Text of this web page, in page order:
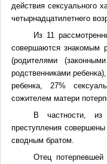
действия сексуального
четырнадцатилетнего
Из 11
совершаются
(родителями
родственниками
ребенка, 27%
сожителем матери
В частности,
преступления
сводным братом.
Отец